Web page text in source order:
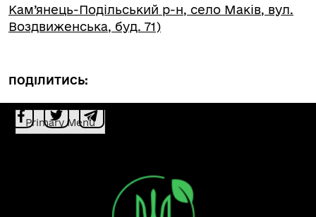
Кам’янець-Подільський р-н, село Маків, вул.
Воздвиженська, буд. 71)
ПОДІЛИТИСЬ:
Primary Menu